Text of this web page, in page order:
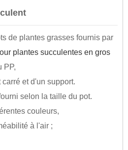
de plantes grasses fournis par
plantes succulentes en gros
PP,
et d'un support.
selon la taille du pot.
couleurs,
à l'air ;